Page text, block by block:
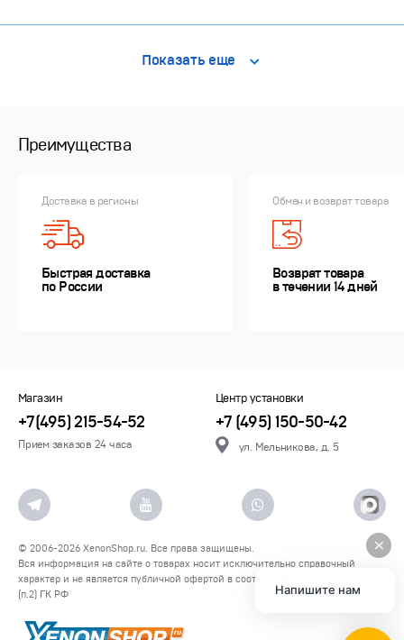
Показать еще
Преимущества
Доставка в регионы
Быстрая доставка
по России
Обмен и возврат товара
Возврат товара
в течении 14 дней
Магазин
+7(495) 215-54-52
Прием заказов 24 часа
Центр установки
+7 (495) 150-50-42
ул. Мельникова, д. 5
© 2006-2026 XenonShop.ru. Все права защищены.
Вся информация на сайте о товарах носит исключительно справочный
характер и не является публичной офертой в соответствии со статьей 437
(п.2) ГК РФ
Напишите нам